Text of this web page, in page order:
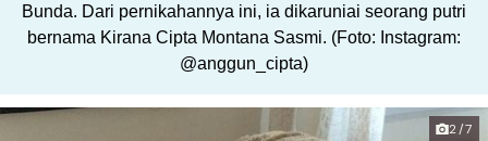
Bunda. Dari pernikahannya ini, ia dikaruniai seorang putri
bernama Kirana Cipta Montana Sasmi. (Foto: Instagram:
@anggun_cipta)
2/7